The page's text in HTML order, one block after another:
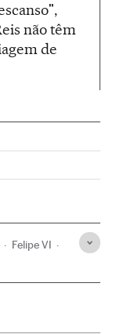
não têm
de
Felipe VI